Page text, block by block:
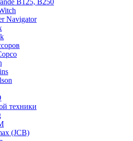
Navigator
техники
(JCB)